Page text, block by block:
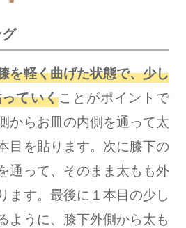
を軽く曲げた状態で、少し
ていくことがポイントで
からお皿の内側を通って太
目を貼ります。次に膝下の
通って、そのまま太もも外
ます。最後に１本目の少し
ように、膝下外側から太も